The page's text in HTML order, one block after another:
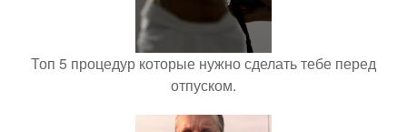
Топ 5 процедур которые нужно сделать тебе перед
отпуском.